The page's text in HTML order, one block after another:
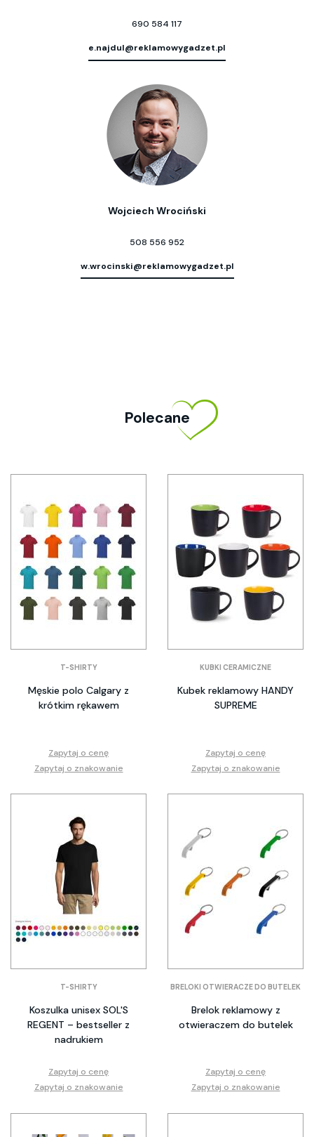
690 584 117
e.najdul@reklamowygadzet.pl
Wojciech Wrociński
508 556 952
w.wrocinski@reklamowygadzet.pl
Polecane
T-SHIRTY
Męskie polo Calgary z
krótkim rękawem
Zapytaj o cenę
Zapytaj o znakowanie
KUBKI CERAMICZNE
Kubek reklamowy HANDY
SUPREME
Zapytaj o cenę
Zapytaj o znakowanie
T-SHIRTY
Koszulka unisex SOL'S
REGENT – bestseller z
nadrukiem
Zapytaj o cenę
Zapytaj o znakowanie
BRELOKI OTWIERACZE DO BUTELEK
Brelok reklamowy z
otwieraczem do butelek
Zapytaj o cenę
Zapytaj o znakowanie